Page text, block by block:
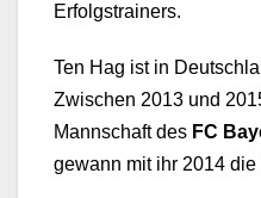
Erfolgstrainers.
Ten Hag ist in
Zwischen 2013 und
Mannschaft des FC
gewann mit ihr 2014 die